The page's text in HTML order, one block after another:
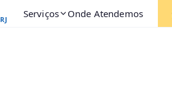
RJ Serviços Onde Atendemos